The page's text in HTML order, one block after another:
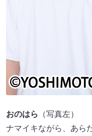
おのはら
（写真左）
ナマイキながら、あら